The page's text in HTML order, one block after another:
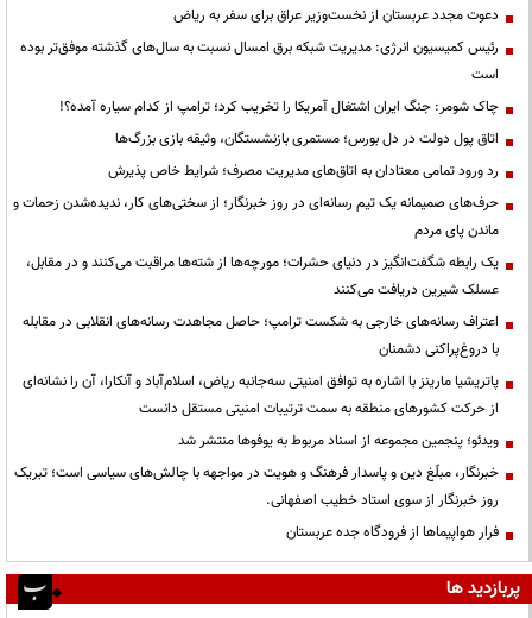
دعوت مجدد عربستان از نخست‌وزیر عراق برای سفر به ریاض
رئیس کمیسیون انرژی: مدیریت شبکه برق امسال نسبت به سال‌های گذشته موفق‌تر بوده
است
چاک شومر: جنگ ایران اشتغال آمریکا را تخریب کرد؛ ترامپ از کدام سیاره آمده؟!
اتاق پول دولت در دل بورس؛ مستمری بازنشستگان، وثیقه بازی بزرگ‌ها
رد ورود تمامی معتادان به اتاق‌های مدیریت مصرف؛ شرایط خاص پذیرش
حرف‌های صمیمانه یک تیم رسانه‌ای در روز خبرنگار؛ از سختی‌های کار، ندیده‌شدن زحمات و
ماندن پای مردم
یک رابطه شگفت‌انگیز در دنیای حشرات؛ مورچه‌ها از شته‌ها مراقبت می‌کنند و در مقابل،
عسلک شیرین دریافت می‌کنند
اعتراف رسانه‌های خارجی به شکست ترامپ؛ حاصل مجاهدت رسانه‌های انقلابی در مقابله
با دروغ‌پراکنی دشمنان
پاتریشیا مارینز با اشاره به توافق امنیتی سه‌جانبه ریاض، اسلام‌آباد و آنکارا، آن را نشانه‌ای
از حرکت کشورهای منطقه به سمت ترتیبات امنیتی مستقل دانست
ویدئو؛ پنجمین مجموعه از اسناد مربوط به یوفوها منتشر شد
خبرنگار، مبلّغ دین و پاسدار فرهنگ و هویت در مواجهه با چالش‌های سیاسی است؛ تبریک
روز خبرنگار از سوی استاد خطیب اصفهانی.
فرار هواپیماها از فرودگاه جده عربستان
پربازدید ها